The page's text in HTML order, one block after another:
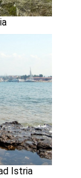
Istria